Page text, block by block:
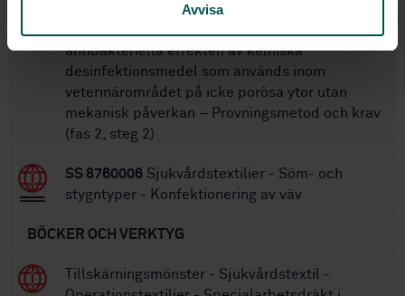
Avvisa
desinfektionsmedel och antiseptiska medel –
antibakteriella effekten av kemiska
desinfektionsmedel som används inom
veterinärområdet på icke porösa ytor utan
mekanisk påverkan – Provningsmetod och krav
(fas 2, steg 2)
SS 8760006 Sjukvårdstextilier - Söm- och
stygntyper - Konfektionering av väv
BÖCKER OCH VERKTYG
Tillskärningsmönster - Sjukvårdstextil -